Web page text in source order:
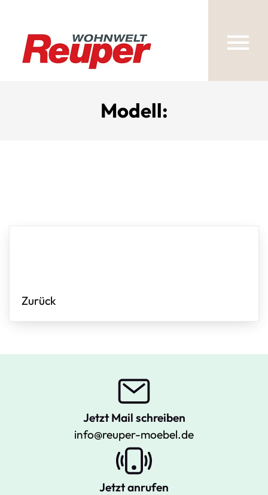
Modell:
Zurück
Jetzt Mail schreiben
info@reuper-moebel.de
Jetzt anrufen